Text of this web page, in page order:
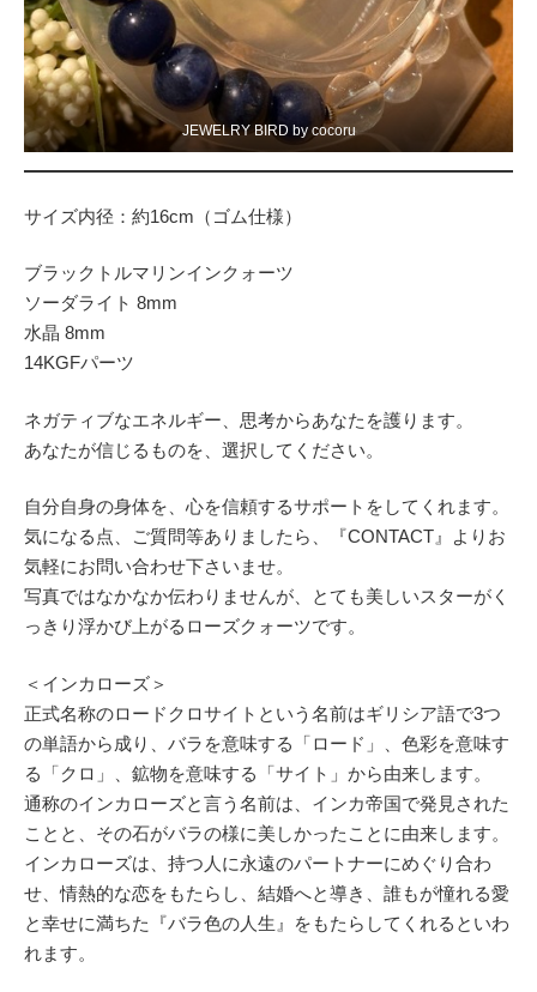
JEWELRY BIRD by cocoru
サイズ内径：約16cm（ゴム仕様）
ブラックトルマリンインクォーツ
ソーダライト 8mm
水晶 8mm
14KGFパーツ
ネガティブなエネルギー、思考からあなたを護ります。
あなたが信じるものを、選択してください。
自分自身の身体を、心を信頼するサポートをしてくれます。
気になる点、ご質問等ありましたら、『CONTACT』よりお
気軽にお問い合わせ下さいませ。
写真ではなかなか伝わりませんが、とても美しいスターがく
っきり浮かび上がるローズクォーツです。
＜インカローズ＞
正式名称のロードクロサイトという名前はギリシア語で3つ
の単語から成り、バラを意味する「ロード」、色彩を意味す
る「クロ」、鉱物を意味する「サイト」から由来します。
通称のインカローズと言う名前は、インカ帝国で発見された
ことと、その石がバラの様に美しかったことに由来します。
インカローズは、持つ人に永遠のパートナーにめぐり合わ
せ、情熱的な恋をもたらし、結婚へと導き、誰もが憧れる愛
と幸せに満ちた『バラ色の人生』をもたらしてくれるといわ
れます。